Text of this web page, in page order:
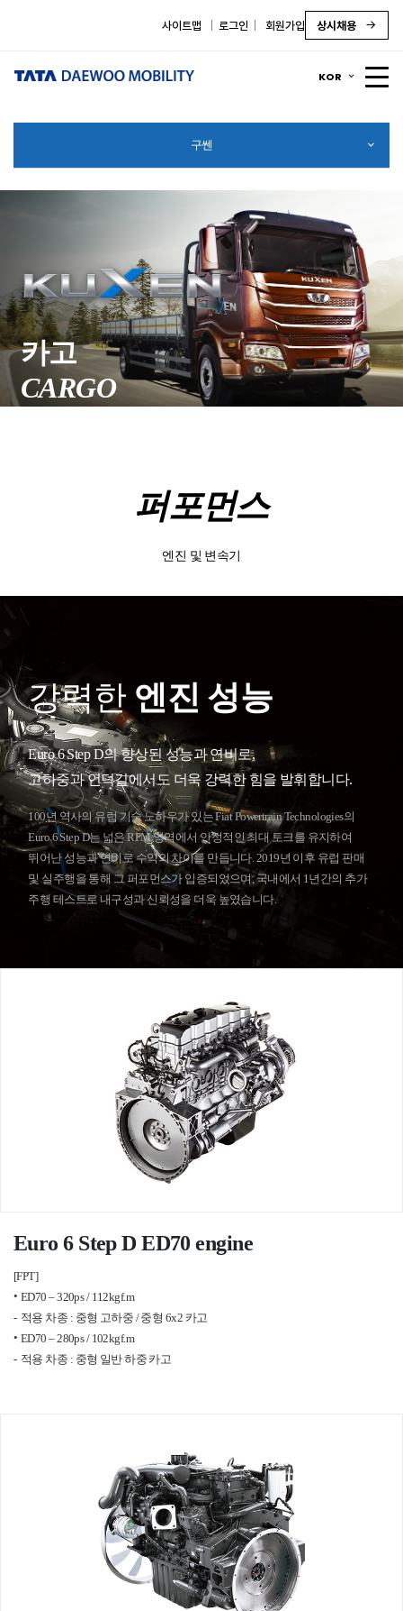
사이트맵 로그인 회원가입 상시채용
KOR
구쎈
카고
CARGO
테크놀로지 디자인 편의사항
퍼포먼스
엔진 및 변속기
강력한 엔진 성능
Euro 6 Step D의 향상된 성능과 연비로,
고하중과 언덕길에서도 더욱 강력한 힘을 발휘합니다.
100년 역사의 유럽 기술 노하우가 있는 Fiat Powertrain Technologies의
Euro 6 Step D는 넓은 RPM 영역에서 안정적인 최대 토크를 유지하여
뛰어난 성능과 연비로 수익의 차이를 만듭니다. 2019년 이후 유럽 판매
및 실주행을 통해 그 퍼포먼스가 입증되었으며, 국내에서 1년간의 추가
주행 테스트로 내구성과 신뢰성을 더욱 높였습니다.
Euro 6 Step D ED70 engine
[FPT]
ED70 – 320ps / 112kgf.m
적용 차종 : 중형 고하중 / 중형 6x2 카고
ED70 – 280ps / 102kgf.m
적용 차종 : 중형 일반 하중 카고